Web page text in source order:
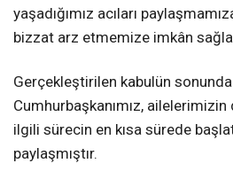
yaşadığımız acıları
bizzat arz etmemize imkân
Gerçekleştirilen kabulün sonunda
Cumhurbaşkanımız,
ilgili sürecin en kısa sürede
paylaşmıştır.